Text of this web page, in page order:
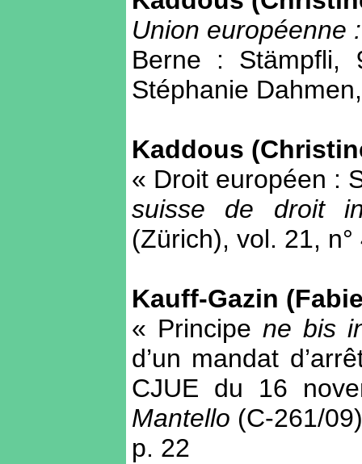
Union européenne
Berne : Stämpfli,
Stéphanie
Kaddous
« Droit européen :
suisse de droit
(Zürich), vol. 21,
Kauff-Gazin
« Principene bis
d’un mandat
CJUE du 16
Mantello (C-261/
p. 22